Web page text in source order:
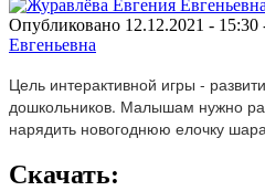
Опубликовано 12.12.2021 - 15:30
Евгеньевна
Цель интерактивной игры -
дошкольников. Малышам нужно
нарядить новогоднюю елочку
Скачать: